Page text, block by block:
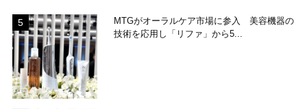
MTGがオーラルケア市場に参入 美容機器の
技術を応用し「リファ」から5...